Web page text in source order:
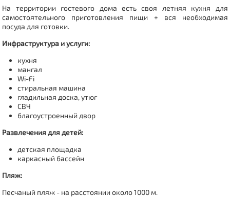
На территории гостевого дома есть своя летняя кухня для
самостоятельного приготовления пищи + вся необходимая
посуда для готовки.
Инфраструктура и услуги:
кухня
мангал
Wi-Fi
стиральная машина
гладильная доска, утюг
СВЧ
благоустроенный двор
Развлечения для детей:
детская площадка
каркасный бассейн
Пляж:
Песчаный пляж - на расстоянии около 1000 м.